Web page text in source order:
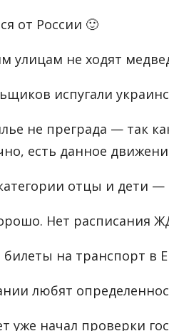
от России 🙂
улицам не ходят
испугали
не преграда — так
есть данное
отцы и дети —
Нет расписания
билеты на транспорт
любят
начал проверки